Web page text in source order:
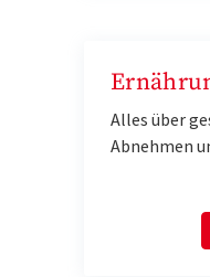
Alles über
Abnehmen